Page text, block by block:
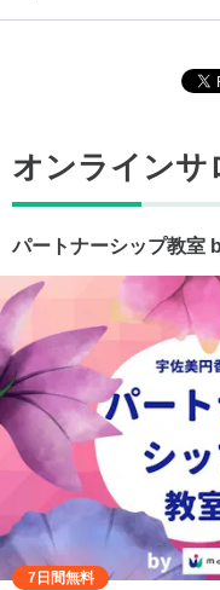
オンラインサ
パートナーシップ教室
7日間無料